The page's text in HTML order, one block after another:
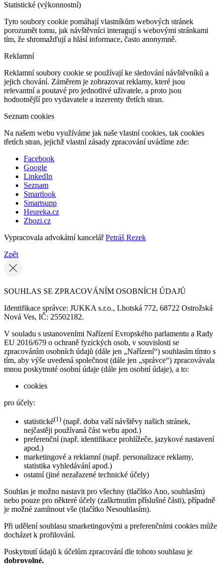
Statistické (výkonnostní)
Tyto soubory cookie pomáhají vlastníkům webových stránek
porozumět tomu, jak návštěvníci interagují s webovými stránkami
tím, že shromažďují a hlásí informace, často anonymně.
Reklamní
Reklamní soubory cookie se používají ke sledování návštěvníků a
jejich chování. Záměrem je zobrazovat reklamy, které jsou
relevantní a poutavé pro jednotlivé uživatele, a proto jsou
hodnotnější pro vydavatele a inzerenty třetích stran.
Seznam cookies
Na našem webu využíváme jak naše vlastní cookies, tak cookies
třetích stran, jejichž vlastní zásady zpracování uvádíme zde:
Facebook
Google
LinkedIn
Seznam
Smartlook
Smartsupp
Heureka.cz
Zbozi.cz
Vypracovala advokátní kancelářPetráš Rezek
Zpět
SOUHLAS SE ZPRACOVÁNÍM OSOBNÍCH ÚDAJŮ
Identifikace správce: JUKKA s.r.o., Lhotská 772, 68722 Ostrožská
Nová Ves, IČ: 25502182.
V souladu s ustanoveními Nařízení Evropského parlamentu a Rady
EU 2016/679 o ochraně fyzických osob, v souvislosti se
zpracováním osobních údajů (dále jen „Nařízení“) souhlasím tímto s
tím, aby výše uvedená společnost (dále jen „správce“) zpracovávala
mnou poskytnuté osobní údaje (dále jen osobní údaje), a to:
cookies
pro účely:
statistické(1) (např. doba vaší návštěvy našich stránek,
nejčastěji používaná část webu apod.)
preferenční (např. identifikace prohlížeče, jazykové nastavení
apod.)
marketingové a reklamní (např. personalizace reklamy,
statistika vyhledávání apod.)
ostatní (jiné nezařazené technické účely)
Souhlas je možno nastavit pro všechny (tlačítko Ano, souhlasím)
nebo pouze pro některé účely (zaškrtnutím příslušné části), případně
je možné zamítnout vše (tlačítko Nesouhlasím).
Při udělení souhlasu smarketingovými a preferenčními cookies může
docházet k profilování.
Poskytnutí údajů k účelům zpracování dle tohoto souhlasu je
dobrovolné.